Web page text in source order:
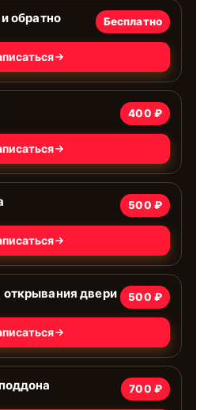
обратно Бесплатно
400 ₽
500 ₽
двери 500 ₽
700 ₽